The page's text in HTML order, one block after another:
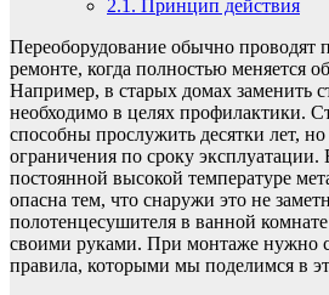
2.1. Принцип действия
Переоборудование обычно проводят
ремонте, когда полностью меняется
Например, в старых домах заменить
необходимо в целях профилактики.
способны прослужить десятки лет,
ограничения по сроку
постоянной высокой температуре
опасна тем, что снаружи это не
полотенцесушителя в ванной
своими руками. При монтаже нужно
правила, которыми мы поделимся в